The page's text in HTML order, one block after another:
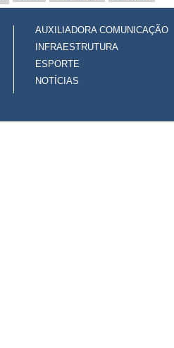
AUXILIADORA COMUNICAÇÃO
INFRAESTRUTURA
ESPORTE
NOTÍCIAS